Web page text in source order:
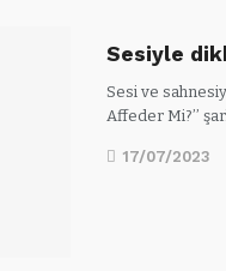
Sesiyle
Sesi ve
Affeder Mi?’’
17/07/2023